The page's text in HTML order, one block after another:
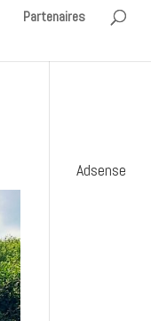
Partenaires
Adsense